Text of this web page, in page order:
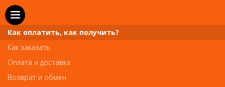
Как оплатить, как получить?
Как заказать
Оплата и доставка
Возврат и обмен